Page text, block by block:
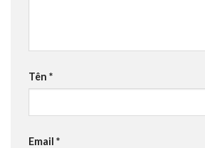
Tên *
Email *